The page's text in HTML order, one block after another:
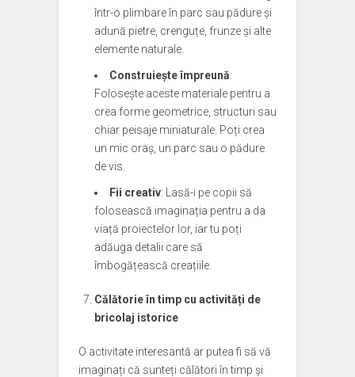
într-o plimbare în parc sau pădure și
adună pietre, crenguțe, frunze și alte
elemente naturale.
Construiește împreună:
Folosește aceste materiale pentru a
crea forme geometrice, structuri sau
chiar peisaje miniaturale. Poți crea
un mic oraș, un parc sau o pădure
de vis.
Fii creativ: Lasă-i pe copii să
folosească imaginația pentru a da
viață proiectelor lor, iar tu poți
adăuga detalii care să
îmbogățească creațiile.
Călătorie în timp cu activități de
bricolaj istorice
O activitate interesantă ar putea fi să vă
imaginați că sunteți călători în timp și